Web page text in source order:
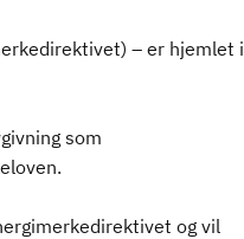
– er hjemlet i
som
og vil